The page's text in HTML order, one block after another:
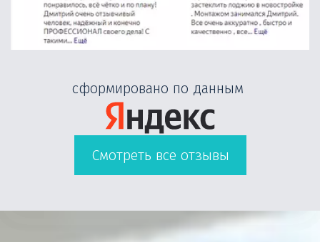
сформировано по данным
Смотреть все отзывы